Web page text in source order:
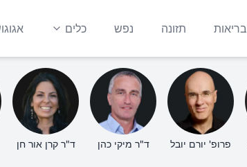
בריאות תזונה נפש כלים
פרופ' יורם יובל ד"ר מיקי כהן ד"ר קרן אור חן